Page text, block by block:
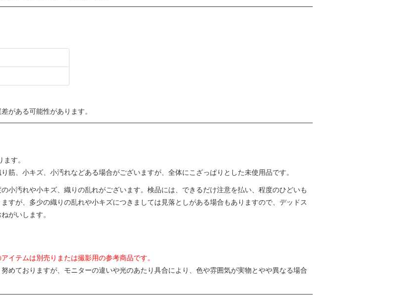
がある可能性があります。
す。
筋、小キズ、小汚れなどある場合がございますが、全体にこざっぱりとした未使用品です。
小汚れや小キズ、織りの乱れがございます。検品には、できるだけ注意を払い、程度のひどいも
すが、多少の織りの乱れや小キズにつきましては見落としがある場合もありますので、デッドス
がいします。
イテムは別売りまたは撮影用の参考商品です。
めておりますが、モニターの違いや光のあたり具合により、色や雰囲気が実物とやや異なる場合